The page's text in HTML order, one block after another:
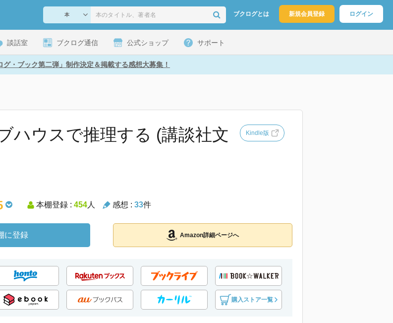
ブクログとは 新規会員登録 ログイン
談話室 ブクログ通信 公式ショップ サポート
グ・ブック第二弾」制作決定＆掲載する感想大募集！
ハウスで推理する (講談社文
Kindle版
本棚登録 : 454人 感想 : 33件
に登録 Amazon詳細ページへ
購入ストア一覧